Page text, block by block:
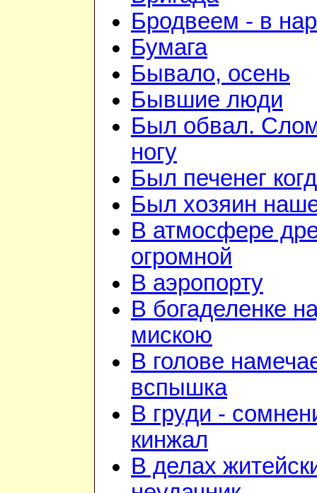
Бродвеем - в
Бумага
Бывало, осень
Бывшие люди
Был обвал.
ногу
Был печенег
Был хозяин
В атмосфере
огромной
В аэропорту
В богаделенке
мискою
В голове
вспышка
В груди -
кинжал
В делах